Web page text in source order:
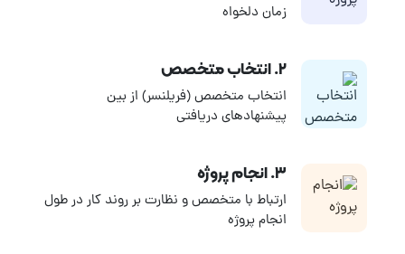
تفاوت های بسیاری با ساخت یک اپلیکیشن فروشگاهی دارد. به هر روی
ساخت اپلیکیشن تصمیمی هوشمندانه به نظر می رسد. فریلنسرهای
توسعه دهنده وب و موبایل اندروید در کارلنسر آماده اند تا پروژه شما
را با مناسب ترین قیمت و در کوتاه ترین زمان ممکن انجام دهند.
زمان دلخواه
۲. انتخاب متخصص
انتخاب متخصص (فریلنسر) از بین
پیشنهادهای دریافتی
۳. انجام پروژه
ارتباط با متخصص و نظارت بر روند کار در طول
انجام پروژه